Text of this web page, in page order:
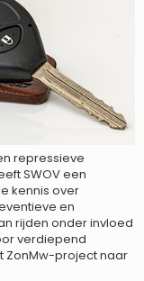
repressieve
SWOV een
kennis over
en
rijden onder invloed
verdiepend
ZonMw-project naar